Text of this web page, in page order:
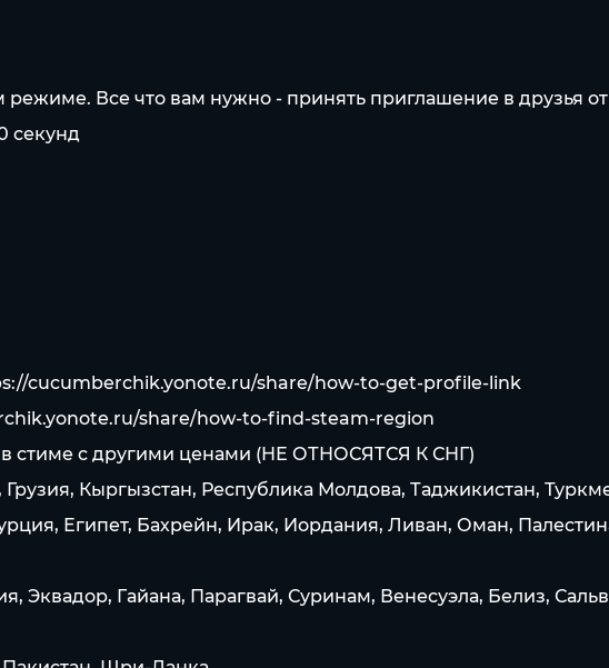
режиме. Все что вам нужно - принять приглашение в друзья от
секунд
cucumberchik.yonote.ru/share/how-to-get-profile-link
share/how-to-find-steam-region
в стиме c другими ценами (НЕ ОТНОСЯТСЯ К СНГ)
Кыргызстан, Республика Молдова, Таджикистан,
Египет, Бахрейн, Ирак, Иордания, Ливан, Оман,
Эквадор, Гайана, Парагвай, Суринам, Венесуэла, Белиз,